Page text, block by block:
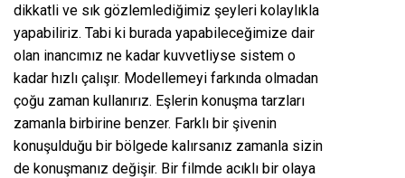
dikkatli ve sık gözlemlediğimiz şeyleri kolaylıkla
yapabiliriz. Tabi ki burada yapabileceğimize dair
olan inancımız ne kadar kuvvetliyse sistem o
kadar hızlı çalışır. Modellemeyi farkında olmadan
çoğu zaman kullanırız. Eşlerin konuşma tarzları
zamanla birbirine benzer. Farklı bir şivenin
konuşulduğu bir bölgede kalırsanız zamanla sizin
de konuşmanız değişir. Bir filmde acıklı bir olaya